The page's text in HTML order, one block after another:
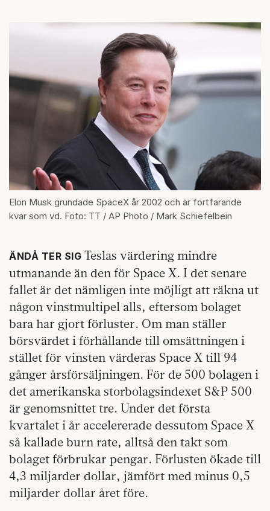
Elon Musk grundade SpaceX år 2002 och är fortfarande
kvar som vd. Foto: TT / AP Photo / Mark Schiefelbein
ÄNDÅ TER SIG Teslas värdering mindre
utmanande än den för Space X. I det senare
fallet är det nämligen inte möjligt att räkna ut
någon vinstmultipel alls, eftersom bolaget
bara har gjort förluster. Om man ställer
börsvärdet i förhållande till omsättningen i
stället för vinsten värderas Space X till 94
gånger årsförsäljningen. För de 500 bolagen i
det amerikanska storbolagsindexet S&P 500
är genomsnittet tre. Under det första
kvartalet i år accelererade dessutom Space X
så kallade burn rate, alltså den takt som
bolaget förbrukar pengar. Förlusten ökade till
4,3 miljarder dollar, jämfört med minus 0,5
miljarder dollar året före.